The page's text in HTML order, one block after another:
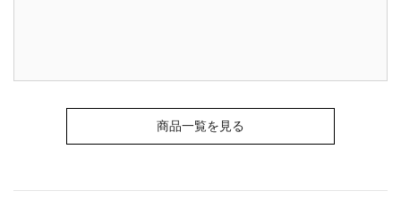
商品一覧を見る